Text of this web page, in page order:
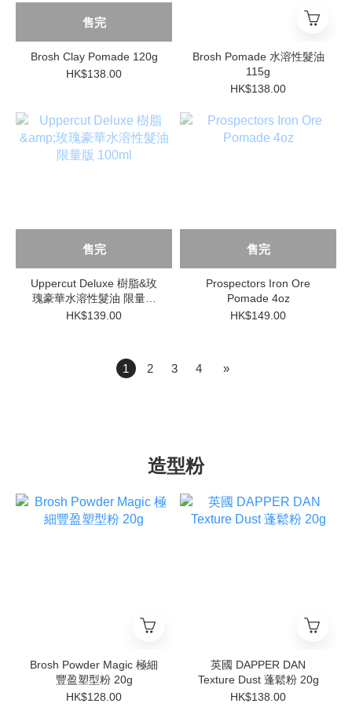
售完
Brosh Clay Pomade 120g
HK$138.00
Brosh Pomade 水溶性髮油
115g
HK$138.00
售完
Uppercut Deluxe 樹脂&玫
瑰豪華水溶性髮油 限量版
100ml
HK$139.00
售完
Prospectors Iron Ore
Pomade 4oz
HK$149.00
1 2 3 4 »
造型粉
Brosh Powder Magic 極細
豐盈塑型粉 20g
HK$128.00
英國 DAPPER DAN
Texture Dust 蓬鬆粉 20g
HK$138.00